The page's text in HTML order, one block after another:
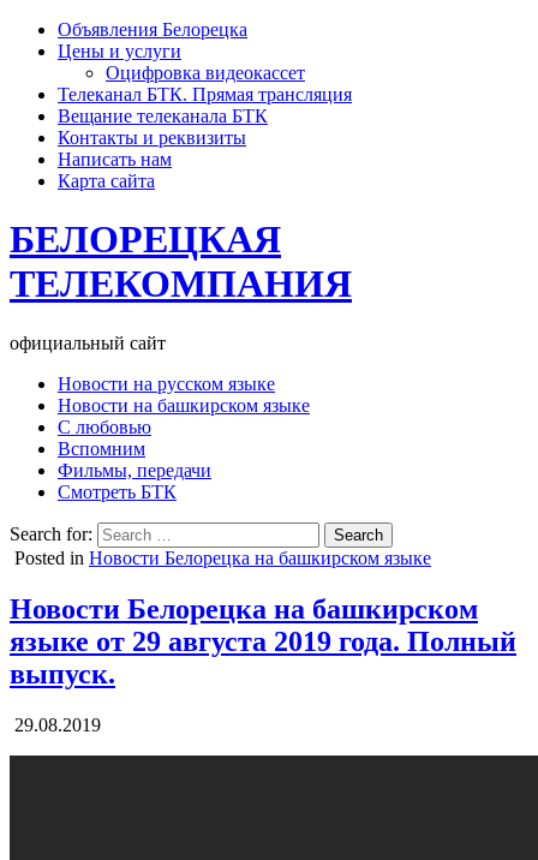
Объявления Белорецка
Цены и услуги
Оцифровка видеокассет
Телеканал БТК. Прямая трансляция
Вещание телеканала БТК
Контакты и реквизиты
Написать нам
Карта сайта
БЕЛОРЕЦКАЯ
ТЕЛЕКОМПАНИЯ
официальный сайт
Новости на русском языке
Новости на башкирском языке
С любовью
Вспомним
Фильмы, передачи
Смотреть БТК
Search for:
Posted in Новости Белорецка на башкирском языке
Новости Белорецка на башкирском
языке от 29 августа 2019 года. Полный
выпуск.
29.08.2019